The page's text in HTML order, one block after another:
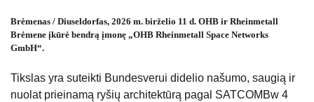
Brėmenas / Diuseldorfas, 2026 m. birželio 11 d. OHB ir Rheinmetall
Brėmene įkūrė bendrą įmonę „OHB Rheinmetall Space Networks
GmbH“.
Tikslas yra suteikti Bundesverui didelio našumo, saugią ir
nuolat prieinamą ryšių architektūrą pagal SATCOMBw 4